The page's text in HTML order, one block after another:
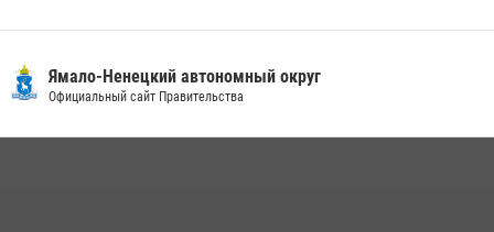
18 июля 2026, 09:36 3
«Росгвардия. Вехи истории»: войска правопорядка на охране
стратегических объектов поверженной Германии (видео)
Ямало-Ненецкий автономный округ
Официальный сайт Правительства